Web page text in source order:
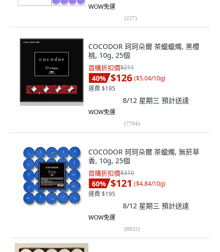
WOW免運
(227)
COCODOR 珂珂朵爾 茶蠟蠟燭, 黑櫻
桃, 10g, 25個
首購折扣價$211
40% $126 ($5.04/10g)
運費 $195
8/12 星期三 預計送達
WOW免運
(7794)
COCODOR 珂珂朵爾 茶蠟燭, 無菸草
香, 10g, 25個
首購折扣價$310
60% $121 ($4.84/10g)
運費 $195
8/12 星期三 預計送達
WOW免運
(8932)